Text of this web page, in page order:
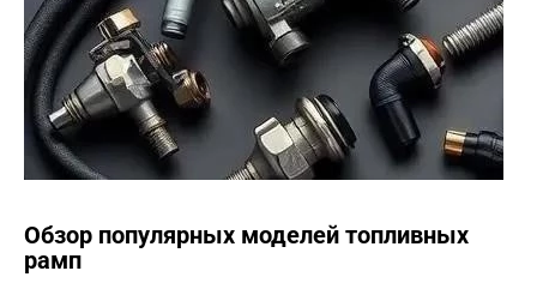
Обзор популярных моделей топливных
рамп